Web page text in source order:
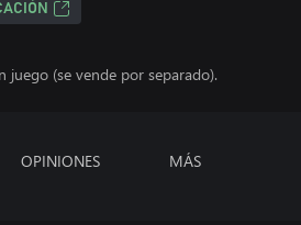
juego (se vende por separado).
OPINIONES MÁS